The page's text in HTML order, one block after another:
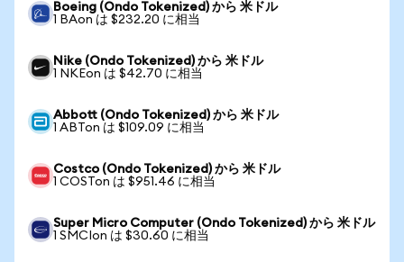
Boeing (Ondo Tokenized) から 米ドル
1 BAon は $232.20 に相当
Nike (Ondo Tokenized) から 米ドル
1 NKEon は $42.70 に相当
Abbott (Ondo Tokenized) から 米ドル
1 ABTon は $109.09 に相当
Costco (Ondo Tokenized) から 米ドル
1 COSTon は $951.46 に相当
Super Micro Computer (Ondo Tokenized) から 米ドル
1 SMCIon は $30.60 に相当